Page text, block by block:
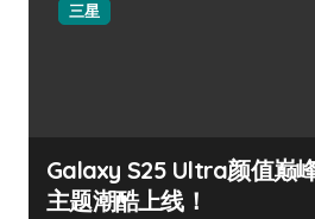
三星
Galaxy S25 Ultra颜值巅
主题潮酷上线！